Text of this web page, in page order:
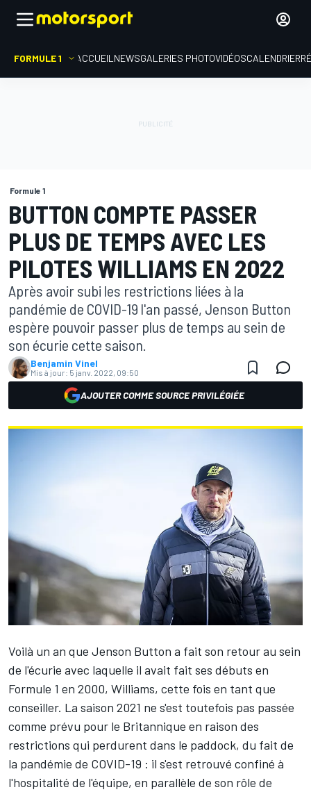
FORMULE 1 ACCUEIL NEWSGALERIES PHOTOVIDÉOSCALENDRIER
Formule 1
BUTTON COMPTE PASSER
PLUS DE TEMPS AVEC LES
PILOTES WILLIAMS EN 2022
Après avoir subi les restrictions liées à la
pandémie de COVID-19 l'an passé, Jenson Button
espère pouvoir passer plus de temps au sein de
son écurie cette saison.
Benjamin Vinel
Mis à jour: 5 janv. 2022, 09:50
AJOUTER COMME SOURCE PRIVILÉGIÉE
Voilà un an que Jenson Button a fait son retour au sein
de l'écurie avec laquelle il avait fait ses débuts en
Formule 1 en 2000, Williams, cette fois en tant que
conseiller. La saison 2021 ne s'est toutefois pas passée
comme prévu pour le Britannique en raison des
restrictions qui perdurent dans le paddock, du fait de
la pandémie de COVID-19 : il s'est retrouvé confiné à
l'hospitalité de l'équipe, en parallèle de son rôle de